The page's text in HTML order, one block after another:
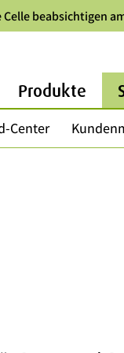
beabsichtigen
Produkte
Center